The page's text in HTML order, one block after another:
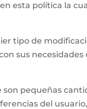
esta política la
tipo de
sus
pequeñas
del